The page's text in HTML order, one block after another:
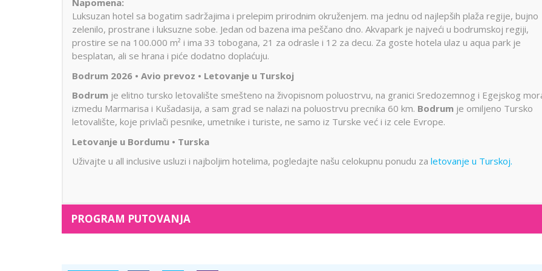
Napomena:
Luksuzan hotel sa bogatim sadržajima i prelepim prirodnim okruženjem. ma jednu od najlepših plaža regije, bujno
zelenilo, prostrane i luksuzne sobe. Jedan od bazena ima peščano dno. Akvapark je najveći u bodrumskoj regiji,
prostire se na 100.000 m² i ima 33 tobogana, 21 za odrasle i 12 za decu. Za goste hotela ulaz u aqua park je
besplatan, ali se hrana i piće dodatno doplaćuju.
Bodrum 2026 • Avio prevoz • Letovanje u Turskoj
Bodrum je elitno tursko letovalište smešteno na živopisnom poluostrvu, na granici Sredozemnog i Egejskog
izmedu Marmarisa i Kušadasija, a sam grad se nalazi na poluostrvu precnika 60 km. Bodrum je omiljeno Tursko
letovalište, koje privlači pesnike, umetnike i turiste, ne samo iz Turske već i iz cele Evrope.
Letovanje u Bordumu • Turska
Uživajte u all inclusive usluzi i najboljim hotelima, pogledajte našu celokupnu ponudu za letovanje u Turskoj.
PROGRAM PUTOVANJA